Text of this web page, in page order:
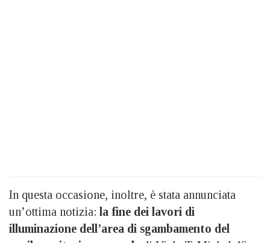
In questa occasione, inoltre, è stata annunciata
un’ottima notizia: la fine dei lavori di
illuminazione dell’area di sgambamento del